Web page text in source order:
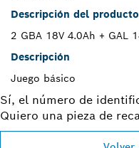
Descripción del producto
2 GBA 18V 4.0Ah + GAL
Descripción
Juego básico
Sí, el número de
Quiero una pieza de